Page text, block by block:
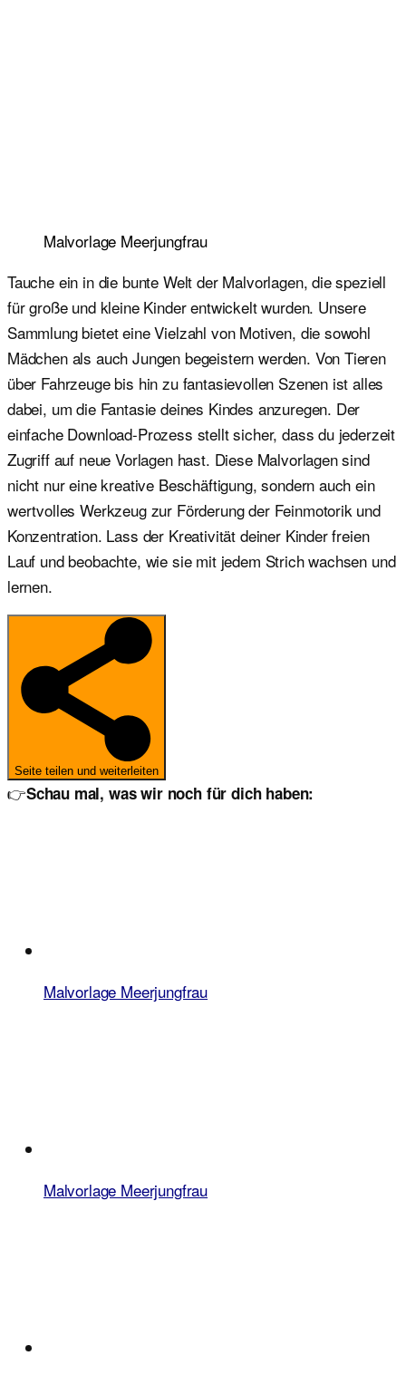
Malvorlage Meerjungfrau
Tauche ein in die bunte Welt der Malvorlagen, die speziell
für große und kleine Kinder entwickelt wurden. Unsere
Sammlung bietet eine Vielzahl von Motiven, die sowohl
Mädchen als auch Jungen begeistern werden. Von Tieren
über Fahrzeuge bis hin zu fantasievollen Szenen ist alles
dabei, um die Fantasie deines Kindes anzuregen. Der
einfache Download-Prozess stellt sicher, dass du jederzeit
Zugriff auf neue Vorlagen hast. Diese Malvorlagen sind
nicht nur eine kreative Beschäftigung, sondern auch ein
wertvolles Werkzeug zur Förderung der Feinmotorik und
Konzentration. Lass der Kreativität deiner Kinder freien
Lauf und beobachte, wie sie mit jedem Strich wachsen und
lernen.
Seite teilen und weiterleiten
👉Schau mal, was wir noch für dich haben:
Malvorlage Meerjungfrau
Malvorlage Meerjungfrau